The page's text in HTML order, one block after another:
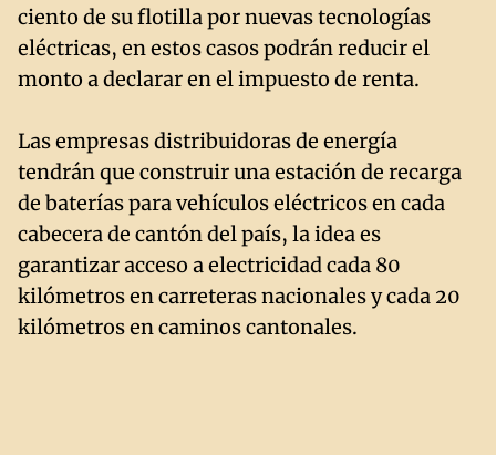
ciento de su flotilla por nuevas tecnologías
eléctricas, en estos casos podrán reducir el
monto a declarar en el impuesto de renta.
Las empresas distribuidoras de energía
tendrán que construir una estación de recarga
de baterías para vehículos eléctricos en cada
cabecera de cantón del país, la idea es
garantizar acceso a electricidad cada 80
kilómetros en carreteras nacionales y cada 20
kilómetros en caminos cantonales.